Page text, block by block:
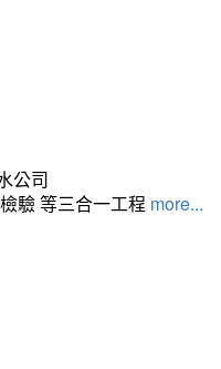
公司
驗 等三合一工程 more...